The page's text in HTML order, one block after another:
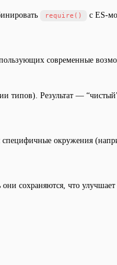
require() с ES-
современные
типов). Результат —
специфичные окружения
сохраняются, что улучшает